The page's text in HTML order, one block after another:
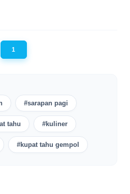
1
#sarapan pagi
tahu #kuliner
#kupat tahu gempol